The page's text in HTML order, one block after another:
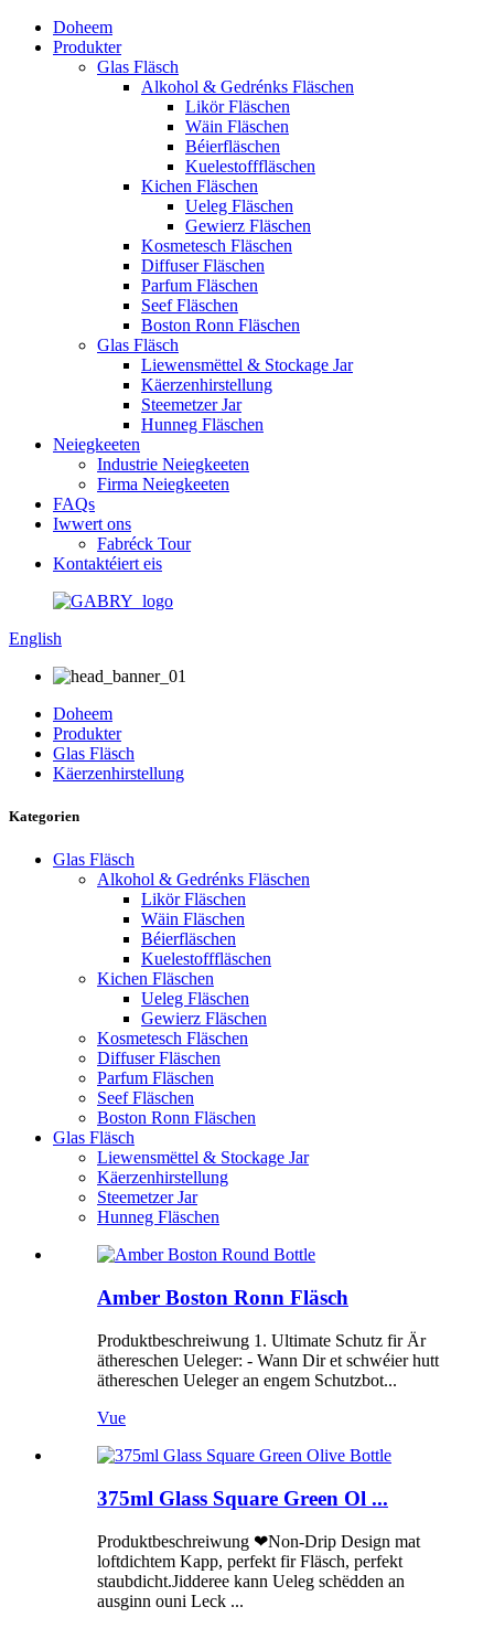
Doheem
Produkter
Glas Fläsch
Alkohol & Gedrénks Fläschen
Likör Fläschen
Wäin Fläschen
Béierfläschen
Kuelestofffläschen
Kichen Fläschen
Ueleg Fläschen
Gewierz Fläschen
Kosmetesch Fläschen
Diffuser Fläschen
Parfum Fläschen
Seef Fläschen
Boston Ronn Fläschen
Glas Fläsch
Liewensmëttel & Stockage Jar
Käerzenhirstellung
Steemetzer Jar
Hunneg Fläschen
Neiegkeeten
Industrie Neiegkeeten
Firma Neiegkeeten
FAQs
Iwwert ons
Fabréck Tour
Kontaktéiert eis
English
Doheem
Produkter
Glas Fläsch
Käerzenhirstellung
Kategorien
Glas Fläsch
Alkohol & Gedrénks Fläschen
Likör Fläschen
Wäin Fläschen
Béierfläschen
Kuelestofffläschen
Kichen Fläschen
Ueleg Fläschen
Gewierz Fläschen
Kosmetesch Fläschen
Diffuser Fläschen
Parfum Fläschen
Seef Fläschen
Boston Ronn Fläschen
Glas Fläsch
Liewensmëttel & Stockage Jar
Käerzenhirstellung
Steemetzer Jar
Hunneg Fläschen
Amber Boston Ronn Fläsch
Produktbeschreiwung 1. Ultimate Schutz fir Är
äthereschen Ueleger: - Wann Dir et schwéier hutt
äthereschen Ueleger an engem Schutzbot...
Vue
375ml Glass Square Green Ol ...
Produktbeschreiwung ❤Non-Drip Design mat
loftdichtem Kapp, perfekt fir Fläsch, perfekt
staubdicht.Jidderee kann Ueleg schëdden an
ausginn ouni Leck ...